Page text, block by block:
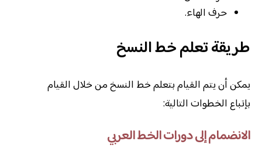
حرف الهاء.
طريقة تعلم خط النسخ
يمكن أن يتم القيام بتعلم خط النسخ من خلال القيام
بإتباع الخطوات التالية:
الانضمام إلى دورات الخط العربي